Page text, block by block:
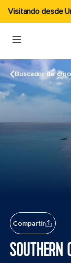
Visitando desde
Buscador de
Compartir
SOUTHERN